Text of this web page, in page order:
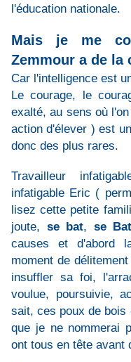
l'éducation nationale.
Mais je me
Zemmour a de la
Car l'intelligence est
Le courage, le
exalté, au sens où
action d'élever ) est
donc des plus rares.
Travailleur
infatigable Eric (
lisez cette petite
joute, se bat, se Bat
causes et d'abord
moment de
insuffler sa foi,
voulue, poursuivie,
sait, ces poux de bois
que je ne nommerai
ont tous en tête avant